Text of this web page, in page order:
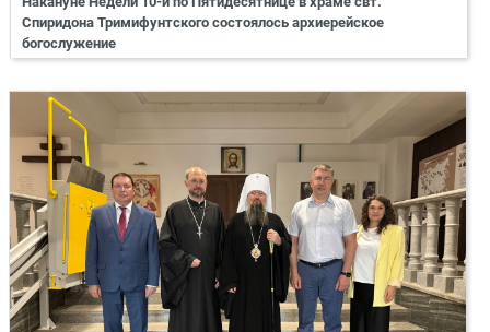
Спиридона Тримифунтского состоялось архиерейское
богослужение